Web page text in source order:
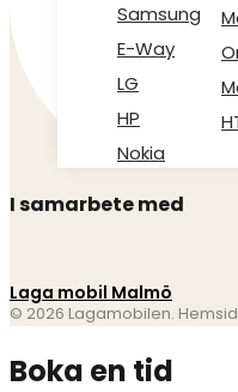
Samsung
E-Way
LG
HP
Nokia
I samarbete med
Laga mobil Malmö
© 2026 Lagamobilen.
Boka en tid